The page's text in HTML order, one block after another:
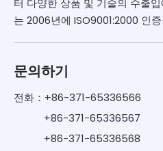
터 다양한 상품 및 기술의 수출
는 2006년에 ISO9001:2000 인
문의하기
전화：+86-371-65336566
+86-371-65336567
+86-371-65336568